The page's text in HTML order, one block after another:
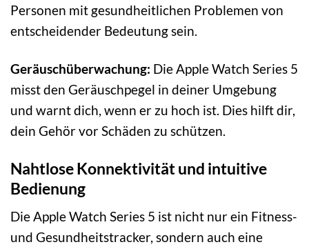
Personen mit gesundheitlichen Problemen von
entscheidender Bedeutung sein.
Geräuschüberwachung: Die Apple Watch Series 5
misst den Geräuschpegel in deiner Umgebung
und warnt dich, wenn er zu hoch ist. Dies hilft dir,
dein Gehör vor Schäden zu schützen.
Nahtlose Konnektivität und intuitive
Bedienung
Die Apple Watch Series 5 ist nicht nur ein Fitness-
und Gesundheitstracker, sondern auch eine